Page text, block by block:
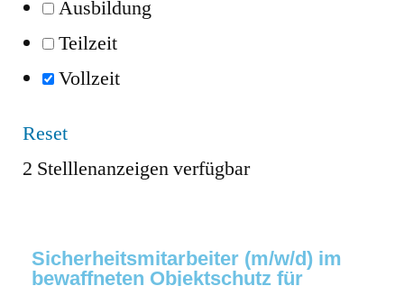
Ausbildung
Teilzeit
Vollzeit
Reset
2 Stelllenanzeigen verfügbar
Sicherheitsmitarbeiter (m/w/d) im
bewaffneten Objektschutz für